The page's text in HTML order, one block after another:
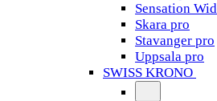
Sensation
Skara pro
Stavanger pro
Uppsala pro
SWISS KRONO